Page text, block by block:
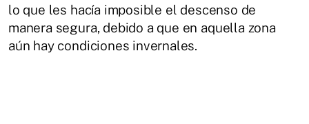
lo que les hacía imposible el descenso de
manera segura, debido a que en aquella zona
aún hay condiciones invernales.